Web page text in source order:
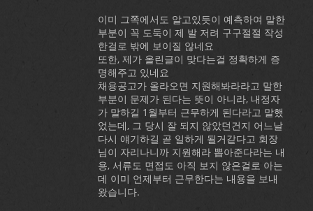
이미 그쪽에서도 알고있듯이 예측하여 말한
부분이 꼭 도둑이 제 발 저려 구구절절 작성
한걸로 밖에 보이질 않네요
또한, 제가 올린글이 맞다는걸 정확하게 증
명해주고 있네요
채용공고가 올라오면 지원해봐라라고 말한
부분이 문제가 된다는 뜻이 아니라, 내정자
가 말하길 1월부터 근무하게 된다라고 말했
었는데, 그 당시 잘 되지 않았던건지 어느날
다시 얘기하길 곧 일하게 될거같다고 회장
님이 자리나니까 지원해라 뽑아준다라는 내
용, 서류도 면접도 아직 보지 않은걸로 아는
데 이미 언제부터 근무한다는 내용을 보내
왔습니다.